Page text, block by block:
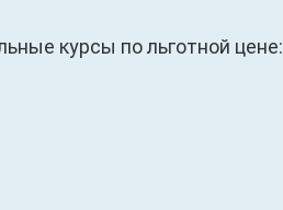
курсы по льготной цене: